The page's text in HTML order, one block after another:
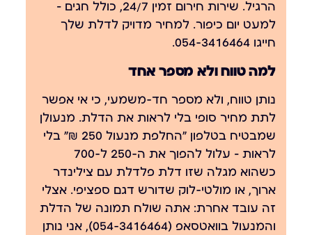
הרגיל. שירות חירום זמין 24/7, כולל חגים —
למעט יום כיפור. למחיר מדויק לדלת שלך
חייגו 054-3416464.
למה טווח ולא מספר אחד
נותן טווח, ולא מספר חד-משמעי, כי אי אפשר
לתת מחיר סופי בלי לראות את הדלת. מנעולן
שמבטיח בטלפון "החלפת מנעול 250 ₪" בלי
לראות — עלול להפוך את ה-250 ל-700
כשהוא מגלה שזו דלת פלדלת עם צילינדר
ארוך, או מולטי-לוק שדורש דגם ספציפי. אצלי
זה עובד אחרת: אתה שולח תמונה של הדלת
והמנעול בוואטסאפ (054-3416464), אני נותן